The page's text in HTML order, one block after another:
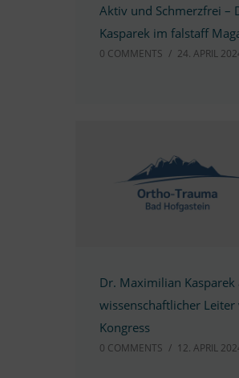
Ak­tiv und Schmerz­frei –
Kas­pa­rek im fal­staff
0 COMM­ENTS / 24. APRIL
Dr. Ma­xi­mi­lian Kas­pa­rek
wis­sen­schaft­li­cher Lei­ter
Kongress
0 COMM­ENTS / 12. APRIL